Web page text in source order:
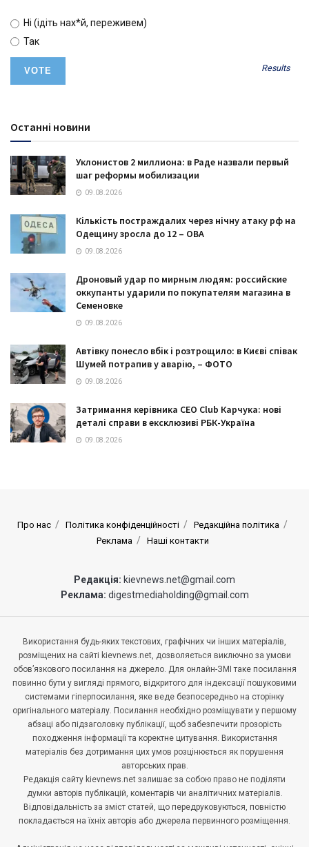
Ні (ідіть нах*й, переживем)
Так
Results
Останні новини
Уклонистов 2 миллиона: в Раде назвали первый
шаг реформы мобилизации
09.08.2026
Кількість постраждалих через нічну атаку рф на
Одещину зросла до 12 – ОВА
09.08.2026
Дроновый удар по мирным людям: российские
оккупанты ударили по покупателям магазина в
Семеновке
09.08.2026
Автівку понесло вбік і розтрощило: в Києві співак
Шумей потрапив у аварію, – ФОТО
09.08.2026
Затримання керівника CEO Club Карчука: нові
деталі справи в ексклюзиві РБК-Україна
09.08.2026
Про нас Політика конфіденційності
Редакційна політика
Реклама
Наші контакти
Редакція: kievnews.net@gmail.com
Реклама: digestmediaholding@gmail.com
Використання будь-яких текстових, графічних чи інших матеріалів,
розміщених на сайті kievnews.net, дозволяється виключно за умови
обов’язкового посилання на джерело. Для онлайн-ЗМІ таке посилання
повинно бути у вигляді прямого, відкритого для індексації пошуковими
системами гіперпосилання, яке веде безпосередньо на сторінку
оригінального матеріалу. Посилання необхідно розміщувати у першому
абзаці або підзаголовку публікації, щоб забезпечити прозорість
походження інформації та коректне цитування. Використання
матеріалів без дотримання цих умов розцінюється як порушення
авторських прав.
Редакція сайту kievnews.net залишає за собою право не поділяти
думки авторів публікацій, коментарів чи аналітичних матеріалів.
Відповідальність за зміст статей, що передруковуються, повністю
покладається на їхніх авторів або джерела первинного розміщення.